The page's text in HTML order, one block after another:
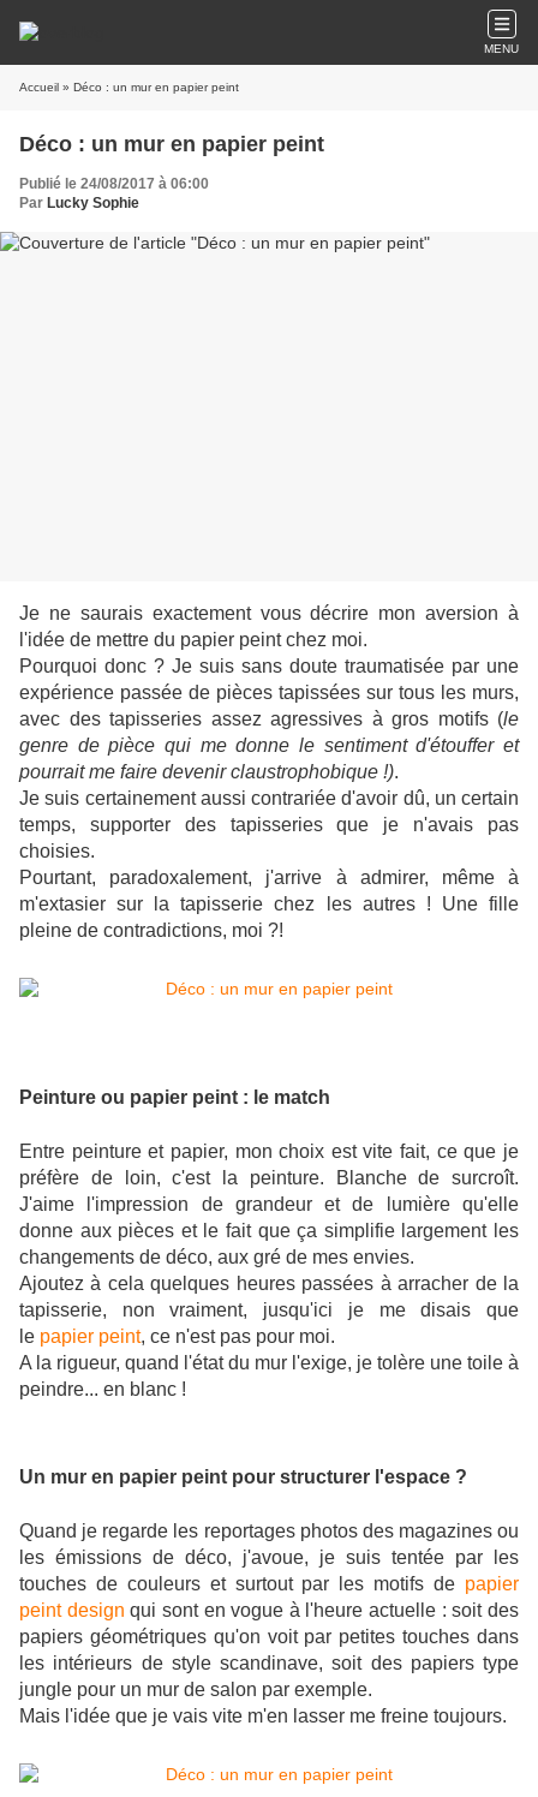
MENU
Accueil » Déco : un mur en papier peint
Déco : un mur en papier peint
Publié le 24/08/2017 à 06:00
Par Lucky Sophie
Je ne saurais exactement vous décrire mon aversion à
l'idée de mettre du papier peint chez moi.
Pourquoi donc ? Je suis sans doute traumatisée par une
expérience passée de pièces tapissées sur tous les murs,
avec des tapisseries assez agressives à gros motifs (le
genre de pièce qui me donne le sentiment d'étouffer et
pourrait me faire devenir claustrophobique !).
Je suis certainement aussi contrariée d'avoir dû, un certain
temps, supporter des tapisseries que je n'avais pas
choisies.
Pourtant, paradoxalement, j'arrive à admirer, même à
m'extasier sur la tapisserie chez les autres ! Une fille
pleine de contradictions, moi ?!
Peinture ou papier peint : le match
Entre peinture et papier, mon choix est vite fait, ce que je
préfère de loin, c'est la peinture. Blanche de surcroît.
J'aime l'impression de grandeur et de lumière qu'elle
donne aux pièces et le fait que ça simplifie largement les
changements de déco, aux gré de mes envies.
Ajoutez à cela quelques heures passées à arracher de la
tapisserie, non vraiment, jusqu'ici je me disais que
le papier peint, ce n'est pas pour moi.
A la rigueur, quand l'état du mur l'exige, je tolère une toile à
peindre... en blanc !
Un mur en papier peint pour structurer l'espace ?
Quand je regarde les reportages photos des magazines ou
les émissions de déco, j'avoue, je suis tentée par les
touches de couleurs et surtout par les motifs de papier
peint design qui sont en vogue à l'heure actuelle : soit des
papiers géométriques qu'on voit par petites touches dans
les intérieurs de style scandinave, soit des papiers type
jungle pour un mur de salon par exemple.
Mais l'idée que je vais vite m'en lasser me freine toujours.